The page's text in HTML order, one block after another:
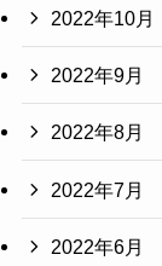
2022年10月
2022年9月
2022年8月
2022年7月
2022年6月